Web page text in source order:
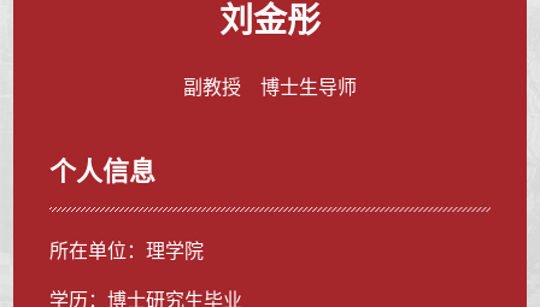
刘金彤
副教授 博士生导师
个人信息
所在单位：理学院
学历：博士研究生毕业